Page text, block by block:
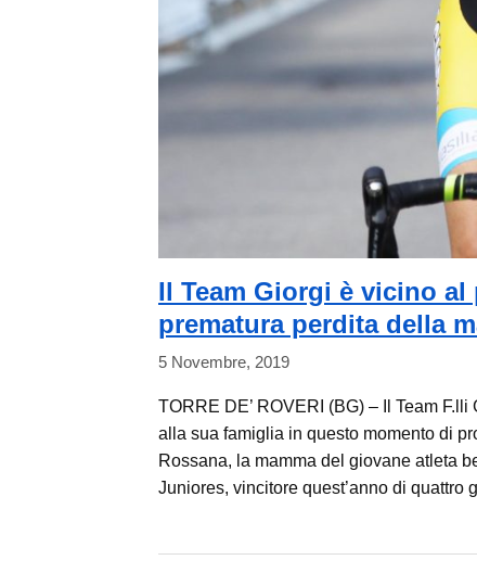
Il Team Giorgi è vicino
prematura perdita della
5 Novembre, 2019
TORRE DE’ ROVERI (BG) – Il Team
alla sua famiglia in questo momento di
Rossana, la mamma del giovane atleta
Juniores, vincitore quest’anno di quattro